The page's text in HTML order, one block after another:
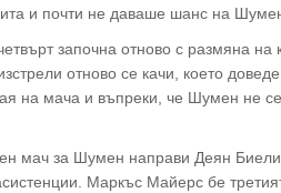
и почти не даваше шанс на Шумен
започна отново с размяна
отново се качи, което
на мача и въпреки, че Шумен не
мач за Шумен направи Деян
Маркъс Майерс бе